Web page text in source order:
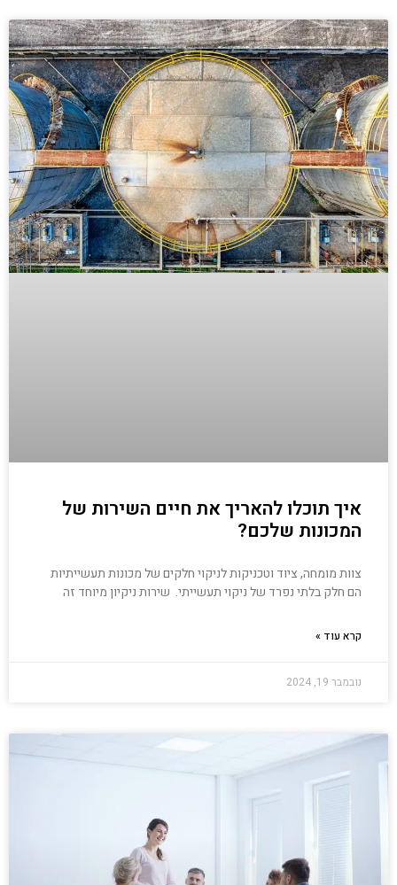
איך תוכלו להאריך את חיים השירות של
המכונות שלכם?
צוות מומחה, ציוד וטכניקות לניקוי חלקים של מכונות תעשייתיות
הם חלק בלתי נפרד של ניקוי תעשייתי. שירות ניקיון מיוחד זה
קרא עוד »
נובמבר 19, 2024